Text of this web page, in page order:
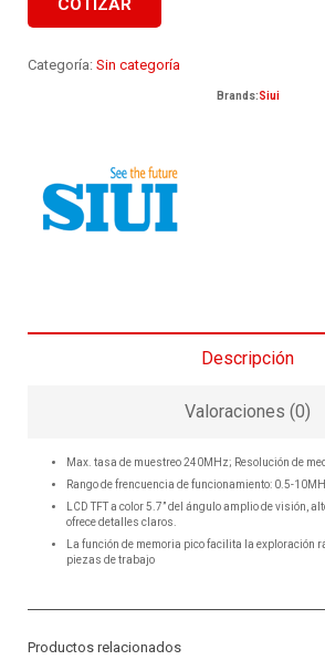
cantidadCOTIZAR
Categoría: Sin categoría
Brands:Siui
Descripción
Valoraciones (0)
Max. tasa de muestreo 240MHz; Resolución de
Rango de frencuencia de funcionamiento: 0.5-
LCD TFT a color 5.7” del ángulo amplio de visión,
ofrece detalles claros.
La función de memoria pico facilita la exploración
piezas de trabajo
Productos relacionados